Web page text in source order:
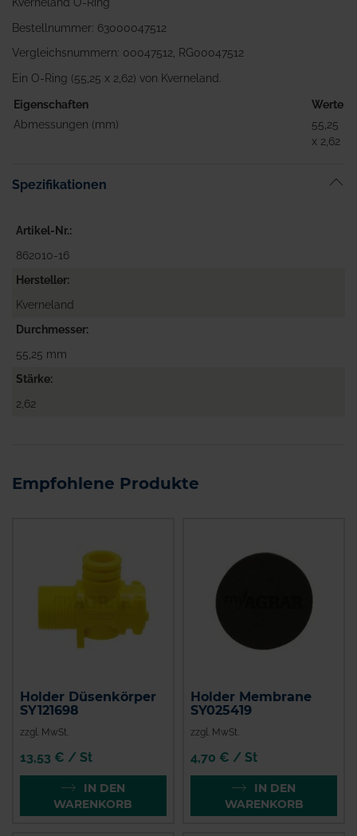
Kverneland O-Ring
Bestellnummer: 63000047512
Vergleichsnummern: 00047512, RG00047512
Ein O-Ring (55,25 x 2,62) von Kverneland.
Eigenschaften
Werte
Abmessungen (mm)
55,25
x 2,62
Spezifikationen
Artikel-Nr.
862010-16
Hersteller
Kverneland
Durchmesser
55,25 mm
Stärke
2,62
Empfohlene Produkte
Holder Düsenkörper
SY121698
zzgl. MwSt.
13,53 € / St
IN DEN
WARENKORB
Holder Membrane
SY025419
zzgl. MwSt.
4,70 € / St
IN DEN
WARENKORB